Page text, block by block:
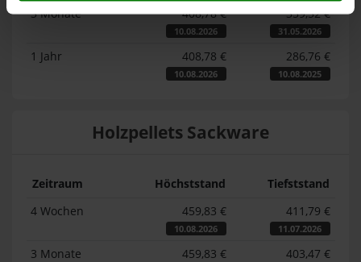
3 Monate 408,78 €
10.08.2026
359,52 €
31.05.2026
1 Jahr 408,78 €
10.08.2026
286,76 €
10.08.2025
Holzpellets Sackware
Zeitraum Höchststand
Tiefststand
4 Wochen
459,83 €
10.08.2026
411,79 €
11.07.2026
3 Monate 459,83 € 403,47 €